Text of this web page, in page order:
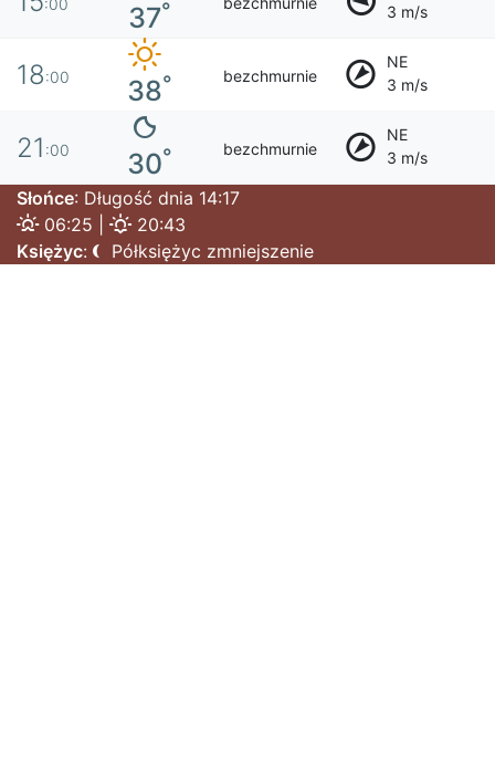
:00 37° 3 m/s
18:00 38° bezchmurnie
NE
3 m/s
21 :00 30° bezchmurnie
NE
3 m/s
Słońce: Długość dnia 14:17
06:25 |
20:43
Księżyc: Półksiężyc zmniejszenie